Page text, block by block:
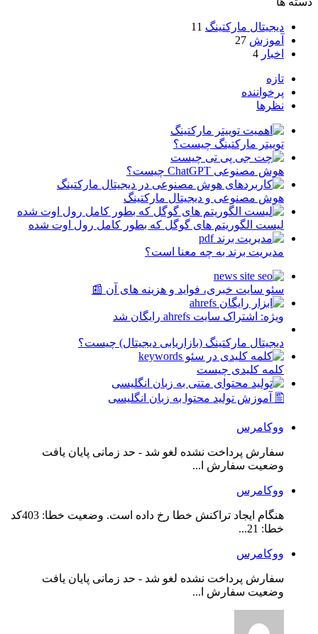
سال
دیجیتال مارکتینگ 11
آموزش 27
اخبار 4
تازه
پرخواننده
نظرها
توییتر مارکتینگ چیست؟
هوش مصنوعی ChatGPT چیست؟
هوش مصنوعی و دیجیتال مارکتینگ
لیست الگوریتم های گوگل که بطور کامل رول اوت شده
مدیریت برند به چه معنا است؟
سئو سایت خبری، فواید و هزینه های آن 📰
ویژه: اشتراک سایت ahrefs رایگان شد
دیجیتال مارکتینگ (بازاریابی دیجیتال) چیست؟
کلمه کلیدی چیست
🖺 آموزش تولید محتوا به زبان انگلیسی
ووکامرس
سفارش پرداخت نشده لغو شد - حد زمانی پایان یافت
وضعیت سفارش ا...
ووکامرس
هنگام ایجاد تراکنش خطا رخ داده است. وضعیت خطا: 403کد
خطا: 21...
ووکامرس
سفارش پرداخت نشده لغو شد - حد زمانی پایان یافت
وضعیت سفارش ا...